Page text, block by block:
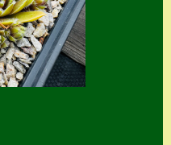
Warenkorb
Warenkorb
Widerrufsbelehru
ng